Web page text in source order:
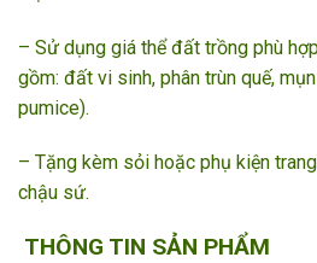
– Sử dụng giá thể đất trồng phù
gồm: đất vi sinh, phân trùn quế,
pumice).
– Tặng kèm sỏi hoặc phụ kiện
chậu sứ.
THÔNG TIN SẢN PHẨM